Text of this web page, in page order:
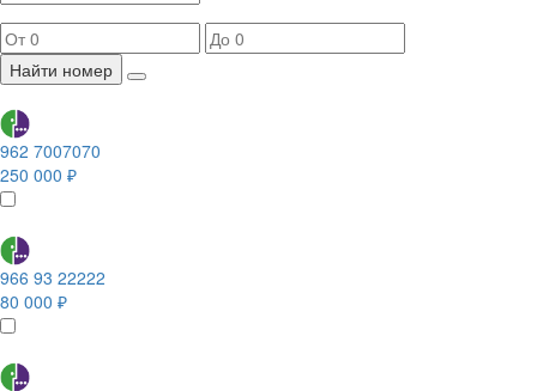
Найти номер
962 7007070
250 000 ₽
966 93 22222
80 000 ₽